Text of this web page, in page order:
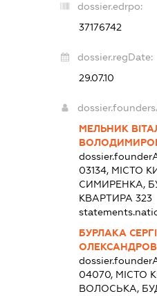
dossier.edrpo:
37176742
dossier.regDate:
29.07.10
МЕЛЬНИК
03134, МІСТО
СИМИРЕНКА,
КВАРТИРА 323
БУРЛАКА
04070, МІСТО
ВОЛОСЬКА,